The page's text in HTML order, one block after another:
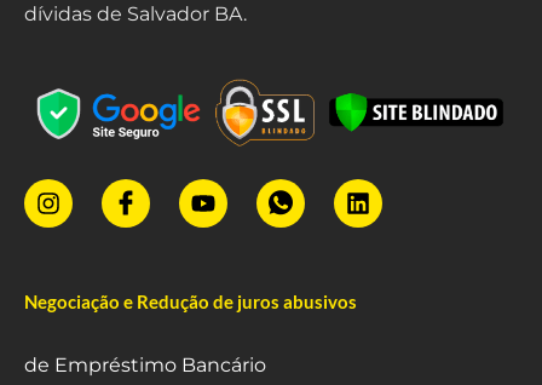
dívidas de Salvador BA.
Negociação e Redução de juros abusivos
de Empréstimo Bancário